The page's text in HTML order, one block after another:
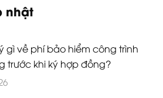
nhật
gì về phí bảo hiểm công trình
trước khi ký hợp đồng?